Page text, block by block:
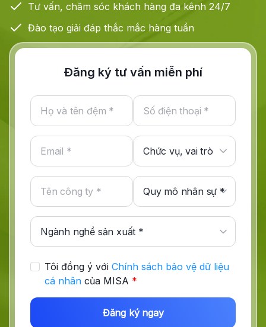
Tư vấn, chăm sóc khách hàng đa kênh 24/7
Đào tạo giải đáp thắc mắc hàng tuần
Đăng ký tư vấn miễn phí
Tôi đồng ý với Chính sách bảo vệ dữ liệu
cá nhân của MISA *